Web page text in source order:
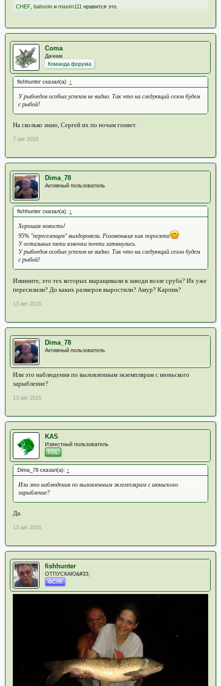
CHEF babooin и maxim111 нравится это.
Coma
Дачник
Команда форума
fishhunter сказал(а): ↑
У рыбоедов особых успехов не видно. Так что на следующий сезон будем
с рыбой!
На сколько знаю, Сергей их по ночам гоняет.
7 авг 2015
Dima_78
Активный пользователь
fishhunter сказал(а): ↑
Хорошая новость!
95% "переселенцев" выздоровели. Розовенькие как поросята
.
У остальных пяти язвочки почти затянулись.
У рыбоедов особых успехов не видно. Так что на следующий сезон будем
с рыбой!
Извините, это тех которых выращивали в заводи возле сруба? Их уже
пересилили? До каких размеров выростили? Амур? Карпик?
13 авг 2015
Dima_78
Активный пользователь
Или это наблюдения по выловленным экземплярам с июньского
зарыбление?
13 авг 2015
KAS
Известный пользователь
FDL
Dima_78 сказал(а): ↑
Или это наблюдения по выловленным экземплярам с июньского
зарыбление?
Да.
13 авг 2015
fishhunter
ОТПУСКАЮ&#33;
ФСЛК